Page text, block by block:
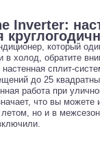
Inverter:
который
в холод, обратите
сплит-
до 25
работа при
что вы можете
но и в